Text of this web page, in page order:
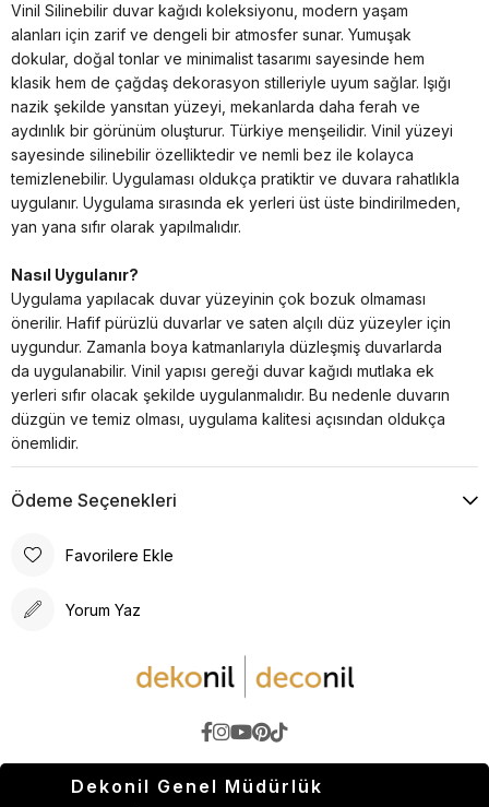
Vinil Silinebilir duvar kağıdı koleksiyonu, modern yaşam
alanları için zarif ve dengeli bir atmosfer sunar. Yumuşak
dokular, doğal tonlar ve minimalist tasarımı sayesinde hem
klasik hem de çağdaş dekorasyon stilleriyle uyum sağlar. Işığı
nazik şekilde yansıtan yüzeyi, mekanlarda daha ferah ve
aydınlık bir görünüm oluşturur. Türkiye menşeilidir. Vinil yüzeyi
sayesinde silinebilir özelliktedir ve nemli bez ile kolayca
temizlenebilir. Uygulaması oldukça pratiktir ve duvara rahatlıkla
uygulanır. Uygulama sırasında ek yerleri üst üste bindirilmeden,
yan yana sıfır olarak yapılmalıdır.
Nasıl Uygulanır?
Uygulama yapılacak duvar yüzeyinin çok bozuk olmaması
önerilir. Hafif pürüzlü duvarlar ve saten alçılı düz yüzeyler için
uygundur. Zamanla boya katmanlarıyla düzleşmiş duvarlarda
da uygulanabilir. Vinil yapısı gereği duvar kağıdı mutlaka ek
yerleri sıfır olacak şekilde uygulanmalıdır. Bu nedenle duvarın
düzgün ve temiz olması, uygulama kalitesi açısından oldukça
önemlidir.
Ödeme Seçenekleri
Favorilere Ekle
Yorum Yaz
Dekonil Genel Müdürlük